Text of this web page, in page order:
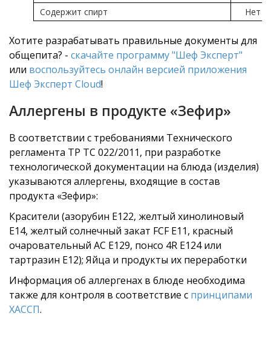
Содержит спирт
Нет
Хотите разрабатывать правильные документы для
общепита? - скачайте программу "Шеф Эксперт"
или воспользуйтесь онлайн версией приложения
Шеф Эксперт Cloud!
Аллергены в продукте «Зефир»
В соответствии с требованиями Технического
регламента ТР ТС 022/2011, при разработке
технологической документации на блюда (изделия)
указываются аллергены, входящие в состав
продукта «Зефир»:
Красители (азорубин Е122, желтый хинолиновый
Е14, желтый солнечный закат FCF Е11, красный
очаровательный АС Е129, понсо 4R Е124 или
тартразин Е12); Яйца и продукты их переработки
Информация об аллергенах в блюде необходима
также для контроля в соответствие с принципами
ХАССП.